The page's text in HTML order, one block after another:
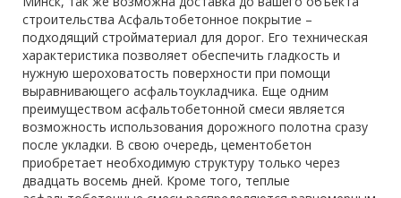
строительства Асфальтобетонное покрытие –
подходящий стройматериал для дорог. Его техническая
характеристика позволяет обеспечить гладкость и
нужную шероховатость поверхности при помощи
выравнивающего асфальтоукладчика. Еще одним
преимуществом асфальтобетонной смеси является
возможность использования дорожного полотна сразу
после укладки. В свою очередь, цементобетон
приобретает необходимую структуру только через
двадцать восемь дней. Кроме того, теплые